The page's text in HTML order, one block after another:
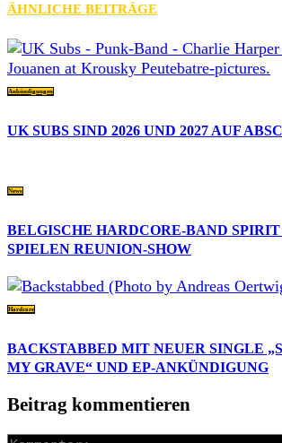
ÄHNLICHE BEITRÄGE
Ankündigungen
UK SUBS SIND 2026 UND 2027 AUF
News
BELGISCHE HARDCORE-BAND
SPIELEN REUNION-SHOW
Hardcore
BACKSTABBED MIT NEUER SINGLE
MY GRAVE“ UND EP-ANKÜNDIGUNG
Beitrag kommentieren